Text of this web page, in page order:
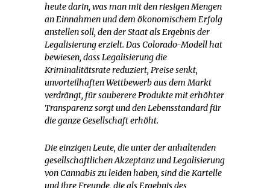
heute darin, was man mit den riesigen Mengen
an Einnahmen und dem ökonomischem Erfolg
anstellen soll, den der Staat als Ergebnis der
Legalisierung erzielt. Das Colorado-Modell hat
bewiesen, dass Legalisierung die
Kriminalitätsrate reduziert, Preise senkt,
unvorteilhaften Wettbewerb aus dem Markt
verdrängt, für sauberere Produkte mit erhöhter
Transparenz sorgt und den Lebensstandard für
die ganze Gesellschaft erhöht.
Die einzigen Leute, die unter der anhaltenden
gesellschaftlichen Akzeptanz und Legalisierung
von Cannabis zu leiden haben, sind die Kartelle
und ihre Freunde, die als Ergebnis des